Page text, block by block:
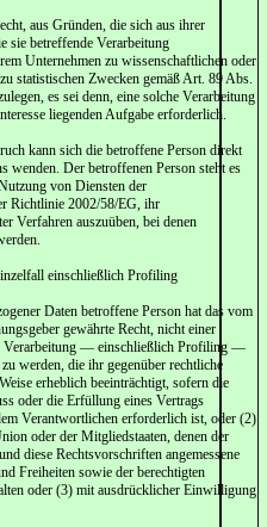
aus Gründen, die sich aus ihrer
sie betreffende Verarbeitung
Unternehmen zu wissenschaftlichen oder
statistischen Zwecken gemäß Art. 89 Abs.
es sei denn, eine solche Verarbeitung
liegenden Aufgabe erforderlich.
kann sich die betroffene Person direkt
wenden. Der betroffenen Person steht es
von Diensten der
Richtlinie 2002/58/EG, ihr
Verfahren auszuüben, bei denen
einschließlich Profiling
Daten betroffene Person hat das vom
gewährte Recht, nicht einer
Verarbeitung — einschließlich Profiling —
werden, die ihr gegenüber rechtliche
erheblich beeinträchtigt, sofern die
oder die Erfüllung eines Vertrags
Verantwortlichen erforderlich ist, oder (2)
oder der Mitgliedstaaten, denen der
diese Rechtsvorschriften angemessene
Freiheiten sowie der berechtigten
oder (3) mit ausdrücklicher Einwilligung